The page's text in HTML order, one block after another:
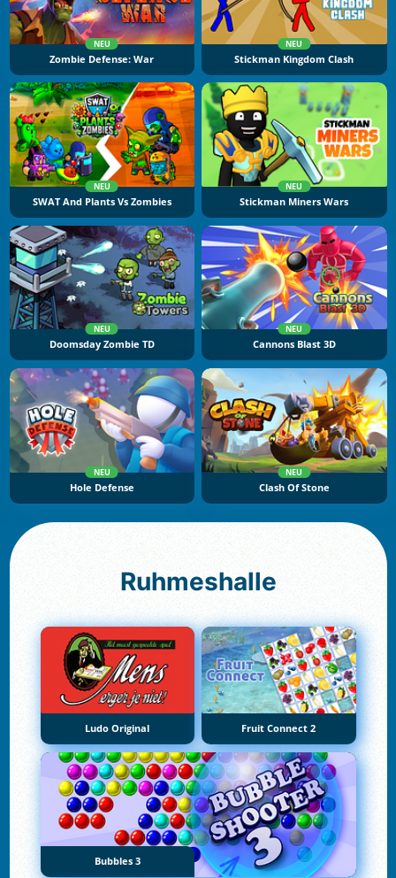
NEU
Zombie Defense: War
NEU
Stickman Kingdom Clash
NEU
SWAT And Plants Vs Zombies
NEU
Stickman Miners Wars
NEU
Doomsday Zombie TD
NEU
Cannons Blast 3D
NEU
Hole Defense
NEU
Clash Of Stone
Ruhmeshalle
Ludo Original Fruit Connect 2
Bubbles 3